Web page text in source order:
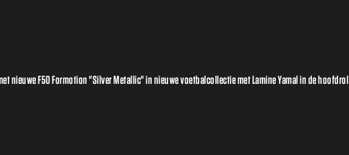
nieuwe F50 Formotion "Silver Metallic" in nieuwe voetbalcollectie met Lamine Yamal in de hoofdrol